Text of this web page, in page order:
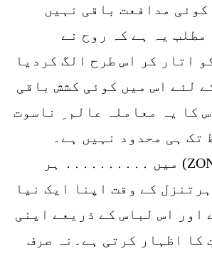
کوئی مدافعت باقی نہیں
مطلب یہ ہے کہ روح نے
اتار کر اس طرح الگ کردیا
لئے اس میں کوئی کشش باقی
کا یہ معاملہ عالم ِ ناسوت
تک ہی محدود نہیں ہے۔
روح ہر زون (ZONE) میں ․․․․․․․․․․ ہر
کے وقت اپنا ایک نیا
اور اس لباس کے ذریعے اپنی
کا اظہار کرتی ہے۔نہ صرف